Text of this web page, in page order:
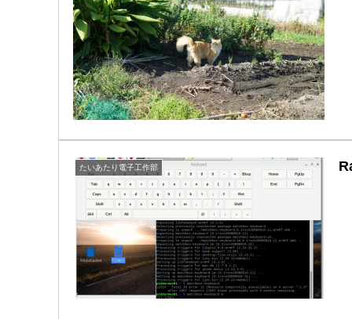
たいあたり電子工作部